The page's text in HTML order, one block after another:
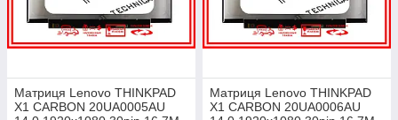
Матриця Lenovo THINKPAD
X1 CARBON 20UA0005AU
Матриця Lenovo THINKPAD
X1 CARBON 20UA0006AU